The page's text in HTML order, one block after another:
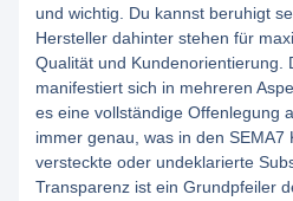
und wichtig. Du kannst beruhigt
Hersteller dahinter stehen für
Qualität und Kundenorientierung.
manifestiert sich in mehreren
es eine vollständige Offenlegung
immer genau, was in den
versteckte oder undeklarierte
Transparenz ist ein Grundpfeiler